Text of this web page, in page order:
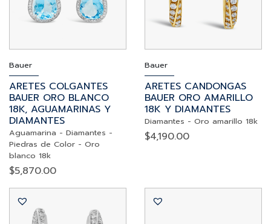
Bauer
ARETES COLGANTES
BAUER ORO BLANCO
18K, AGUAMARINAS Y
DIAMANTES
Aguamarina - Diamantes -
Piedras de Color - Oro
blanco 18k
$5,870.00
Bauer
ARETES CANDONGAS
BAUER ORO AMARILLO
18K Y DIAMANTES
Diamantes - Oro amarillo 18k
$4,190.00